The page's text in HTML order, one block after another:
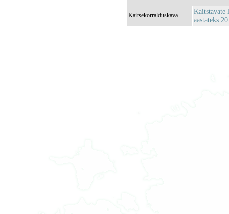
Kaitsekorralduskava
Kaitstavate
aastateks